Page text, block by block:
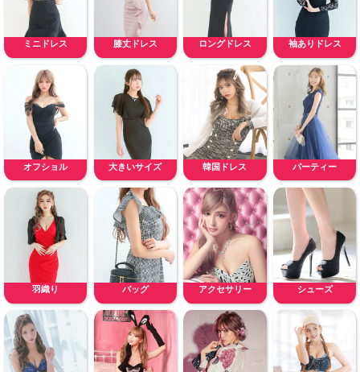
ミニドレス 膝丈ドレス ロングドレス 袖ありドレス
オフショル 大きいサイズ 韓国ドレス パーティー
羽織り バッグ アクセサリー シューズ